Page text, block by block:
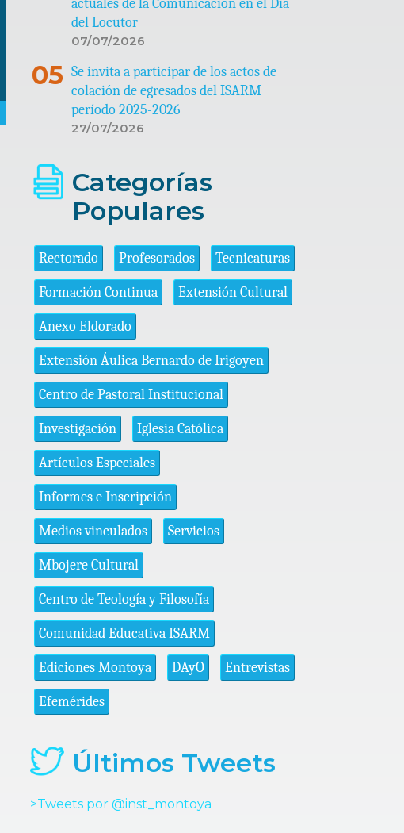
actuales de la Comunicación en el Día
del Locutor
07/07/2026
Se invita a participar de los actos de
colación de egresados del ISARM
período 2025-2026
27/07/2026
Categorías
Populares
Rectorado Profesorados Tecnicaturas
Formación Continua Extensión Cultural
Anexo Eldorado
Extensión Áulica Bernardo de Irigoyen
Centro de Pastoral Institucional
Investigación Iglesia Católica
Artículos Especiales
Informes e Inscripción
Medios vinculados Servicios
Mbojere Cultural
Centro de Teología y Filosofía
Comunidad Educativa ISARM
Ediciones Montoya DAyO Entrevistas
Efemérides
Últimos Tweets
>Tweets por @inst_montoya